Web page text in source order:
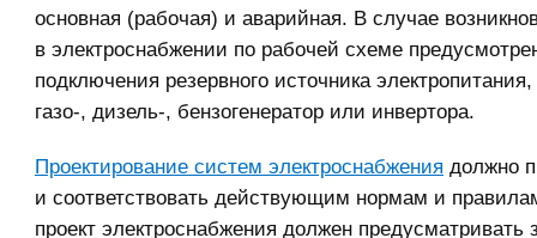
основная (рабочая) и аварийная. В случае
в электроснабжении по рабочей схеме
подключения резервного источника
газо-, дизель-, бензогенератор или инвертора.
Проектирование систем электроснабжения должно
и соответствовать действующим нормам и
проект электроснабжения должен предусматривать